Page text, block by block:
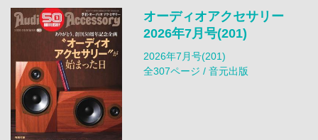
オーディオアクセサリー
2026年7月号(201)
2026年7月号(201)
全307ページ / 音元出版